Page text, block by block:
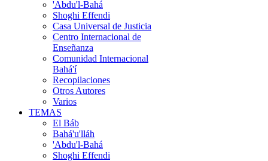
'Abdu'l-Bahá
Shoghi Effendi
Casa Universal de Justicia
Centro Internacional de
Enseñanza
Comunidad Internacional
Bahá'í
Recopilaciones
Otros Autores
Varios
TEMAS
El Báb
Bahá'u'lláh
'Abdu'l-Bahá
Shoghi Effendi